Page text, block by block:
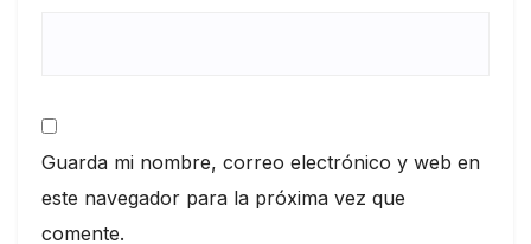
Guarda mi nombre, correo electrónico y web en
este navegador para la próxima vez que
comente.